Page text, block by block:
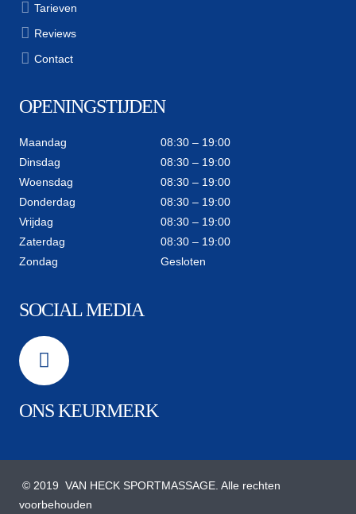
Tarieven
Reviews
Contact
OPENINGSTIJDEN
Maandag
08:30 – 19:00
Dinsdag
08:30 – 19:00
Woensdag
08:30 – 19:00
Donderdag
08:30 – 19:00
Vrijdag
08:30 – 19:00
Zaterdag
08:30 – 19:00
Zondag
Gesloten
SOCIAL MEDIA
ONS KEURMERK
© 2019 VAN HECK SPORTMASSAGE. Alle rechten
voorbehouden